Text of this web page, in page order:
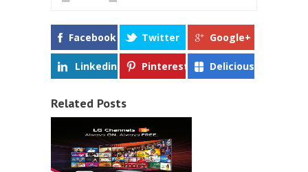
Facebook Twitter Google+
Linkedin Pinterest Delicious
Related Posts